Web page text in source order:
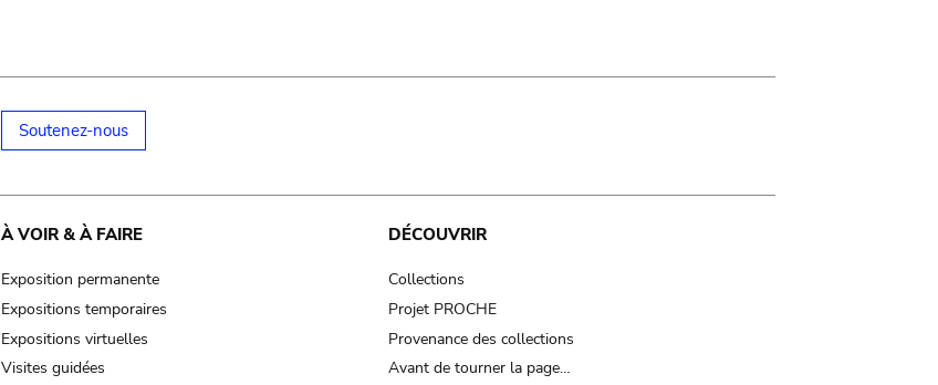
Soutenez-nous
À VOIR & À FAIRE
Exposition permanente
Expositions temporaires
Expositions virtuelles
Visites guidées
DÉCOUVRIR
Collections
Projet PROCHE
Provenance des collections
Avant de tourner la page…